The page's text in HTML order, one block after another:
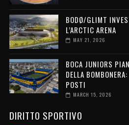
BODØ/GLIMT
L’ARCTIC ARENA
MAY 21, 2026
BOCA JUNIORS
DELLA
POSTI
MARCH 15, 2026
DIRITTO SPORTIVO